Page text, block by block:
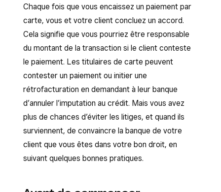
Chaque fois que vous encaissez un paiement par
carte, vous et votre client concluez un accord.
Cela signifie que vous pourriez être responsable
du montant de la transaction si le client conteste
le paiement. Les titulaires de carte peuvent
contester un paiement ou initier une
rétrofacturation en demandant à leur banque
d’annuler l’imputation au crédit. Mais vous avez
plus de chances d’éviter les litiges, et quand ils
surviennent, de convaincre la banque de votre
client que vous êtes dans votre bon droit, en
suivant quelques bonnes pratiques.